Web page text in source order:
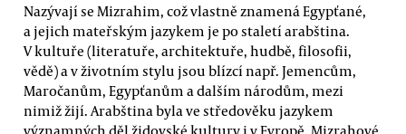
Nazývají se Mizrahim, což vlastně znamená Egypťané,
a jejich mateřským jazykem je po staletí arabština.
V kultuře (literatuře, architektuře, hudbě, filosofii,
vědě) a v životním stylu jsou blízcí např. Jemencům,
Maročanům, Egypťanům a dalším národům, mezi
nimiž žijí. Arabština byla ve středověku jazykem
významných děl židovské kultury i v Evropě. Mizrahové